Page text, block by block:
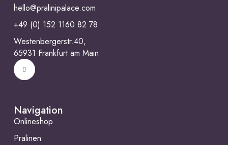
hello@pralinipalace.com
+49 (0) 152 1160 82 78
Westenbergerstr.40,
65931 Frankfurt am Main
Navigation
Onlineshop
Pralinen